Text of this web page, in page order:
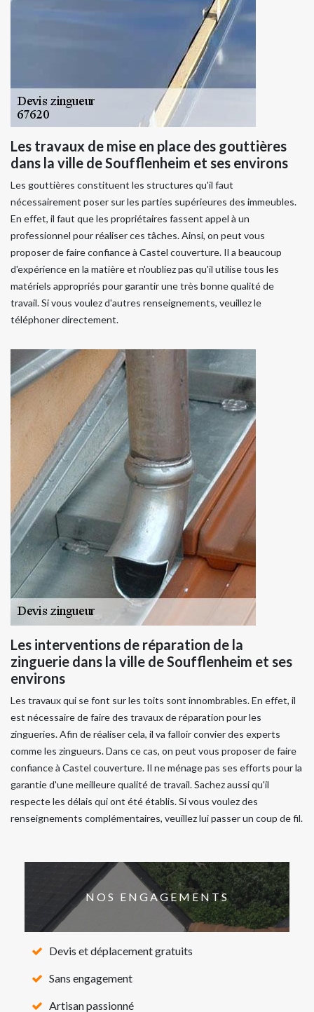
Les travaux de mise en place des gouttières
dans la ville de Soufflenheim et ses environs
Les gouttières constituent les structures qu'il faut
nécessairement poser sur les parties supérieures des immeubles.
En effet, il faut que les propriétaires fassent appel à un
professionnel pour réaliser ces tâches. Ainsi, on peut vous
proposer de faire confiance à Castel couverture. Il a beaucoup
d'expérience en la matière et n'oubliez pas qu'il utilise tous les
matériels appropriés pour garantir une très bonne qualité de
travail. Si vous voulez d'autres renseignements, veuillez le
téléphoner directement.
Les interventions de réparation de la
zinguerie dans la ville de Soufflenheim et ses
environs
Les travaux qui se font sur les toits sont innombrables. En effet, il
est nécessaire de faire des travaux de réparation pour les
zingueries. Afin de réaliser cela, il va falloir convier des experts
comme les zingueurs. Dans ce cas, on peut vous proposer de faire
confiance à Castel couverture. Il ne ménage pas ses efforts pour la
garantie d'une meilleure qualité de travail. Sachez aussi qu'il
respecte les délais qui ont été établis. Si vous voulez des
renseignements complémentaires, veuillez lui passer un coup de fil.
NOS ENGAGEMENTS
Devis et déplacement gratuits
Sans engagement
Artisan passionné